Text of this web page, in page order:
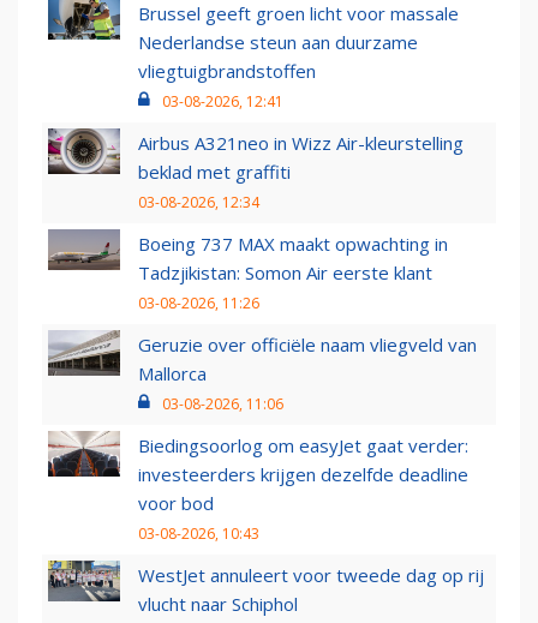
Brussel geeft groen licht voor massale
Nederlandse steun aan duurzame
vliegtuigbrandstoffen
03-08-2026, 12:41
Airbus A321neo in Wizz Air-kleurstelling
beklad met graffiti
03-08-2026, 12:34
Boeing 737 MAX maakt opwachting in
Tadzjikistan: Somon Air eerste klant
03-08-2026, 11:26
Geruzie over officiële naam vliegveld van
Mallorca
03-08-2026, 11:06
Biedingsoorlog om easyJet gaat verder:
investeerders krijgen dezelfde deadline
voor bod
03-08-2026, 10:43
WestJet annuleert voor tweede dag op rij
vlucht naar Schiphol